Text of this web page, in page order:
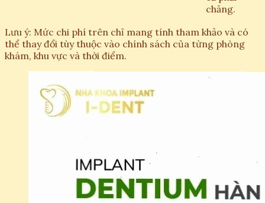
chăng.
Lưu ý: Mức chi phí trên chỉ mang tính tham khảo và có
thể thay đổi tùy thuộc vào chính sách của từng phòng
khám, khu vực và thời điểm.